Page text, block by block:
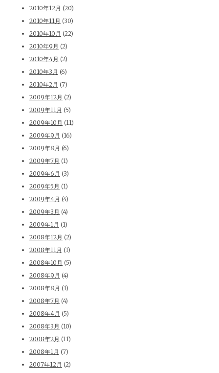
2010年12月 (20)
2010年11月 (30)
2010年10月 (22)
2010年9月 (2)
2010年4月 (2)
2010年3月 (6)
2010年2月 (7)
2009年12月 (2)
2009年11月 (5)
2009年10月 (11)
2009年9月 (16)
2009年8月 (6)
2009年7月 (1)
2009年6月 (3)
2009年5月 (1)
2009年4月 (4)
2009年3月 (4)
2009年1月 (1)
2008年12月 (2)
2008年11月 (1)
2008年10月 (5)
2008年9月 (4)
2008年8月 (1)
2008年7月 (4)
2008年4月 (5)
2008年3月 (10)
2008年2月 (11)
2008年1月 (7)
2007年12月 (2)